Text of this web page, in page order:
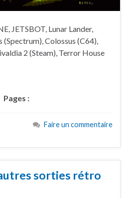
JETSBOT, Lunar Lander,
Colossus (C64),
2 (Steam), Terror House
Pages :
Faire un commentaire
sorties rétro